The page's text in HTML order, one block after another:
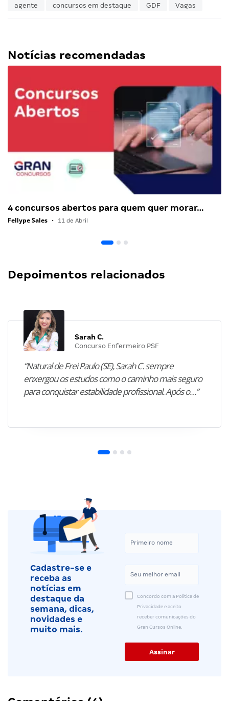
agente concursos em destaque GDF Vagas
Notícias recomendadas
4 concursos abertos para quem quer morar…
Fellype Sales • 11 de Abril
Depoimentos relacionados
Sarah C.
Concurso Enfermeiro PSF
“Natural de Frei Paulo (SE), Sarah C. sempre
enxergou os estudos como o caminho mais seguro
para conquistar estabilidade profissional. Após o…”
Cadastre-se e
receba as
notícias em
destaque da
semana, dicas,
novidades e
muito mais.
Concordo com a Política de
Privacidade e aceito
receber comunicações do
Gran Cursos Online.